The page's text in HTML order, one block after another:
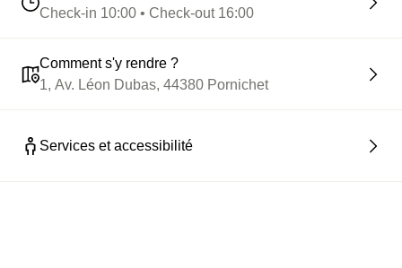
Check-in 10:00 • Check-out 16:00
Comment s'y rendre ?
1, Av. Léon Dubas, 44380 Pornichet
Services et accessibilité